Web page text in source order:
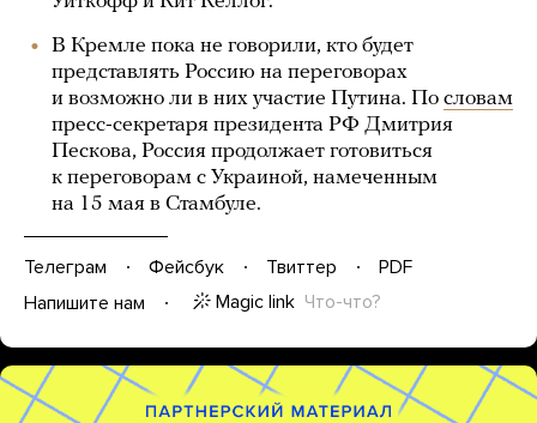
В Кремле пока не говорили, кто будет
представлять Россию на переговорах
и возможно ли в них участие Путина. По словам
пресс-секретаря президента РФ Дмитрия
Пескова, Россия продолжает готовиться
к переговорам с Украиной, намеченным
на 15 мая в Стамбуле.
Телеграм Фейсбук Твиттер
PDF
Напишите нам
Magic link Что-что?